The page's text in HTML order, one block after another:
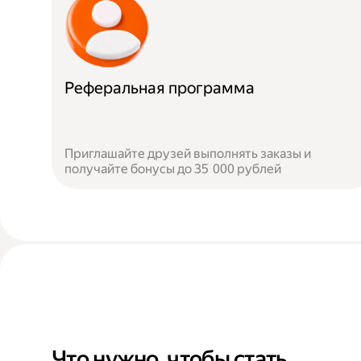
Реферальная программа
Приглашайте друзей выполнять заказы и
получайте бонусы до 35 000 рублей